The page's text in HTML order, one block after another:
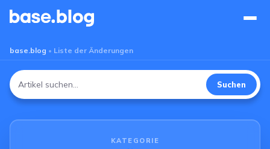
base.blog • Liste der Änderungen
Suchen
nach:
Suchen
KATEGORIE